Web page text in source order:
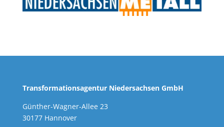
Transformationsagentur Niedersachsen GmbH
Günther-Wagner-Allee 23
30177 Hannover